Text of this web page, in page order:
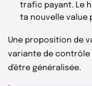
trafic payant. Le
ta nouvelle value
Une proposition de
variante de contrôle
d'être généralisée.